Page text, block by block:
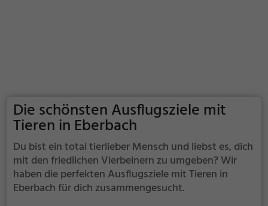
Die schönsten Ausflugsziele mit
Tieren in Eberbach
Du bist ein total tierlieber Mensch und liebst es, dich
mit den friedlichen Vierbeinern zu umgeben? Wir
haben die perfekten Ausflugsziele mit Tieren in
Eberbach für dich zusammengesucht.